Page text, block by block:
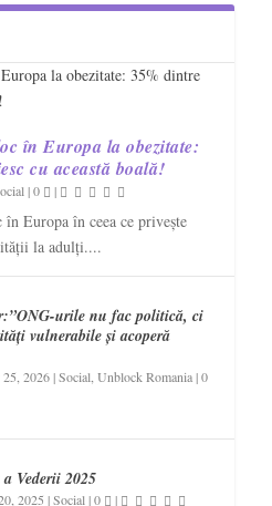
în Europa la obezitate:
cu această boală!
|0 |
Europa în ceea ce privește
la adulți....
urile nu fac politică, ci
vulnerabile și acoperă
2026|Social ,Unblock Romania|0
Vederii 2025
2025 |Social |0 |